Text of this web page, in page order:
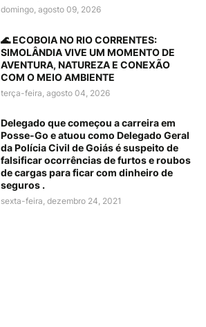
domingo, agosto 09, 2026
🌊 ECOBOIA NO RIO CORRENTES:
SIMOLÂNDIA VIVE UM MOMENTO DE
AVENTURA, NATUREZA E CONEXÃO
COM O MEIO AMBIENTE
terça-feira, agosto 04, 2026
Delegado que começou a carreira em
Posse-Go e atuou como Delegado Geral
da Polícia Civil de Goiás é suspeito de
falsificar ocorrências de furtos e roubos
de cargas para ficar com dinheiro de
seguros .
sexta-feira, dezembro 24, 2021